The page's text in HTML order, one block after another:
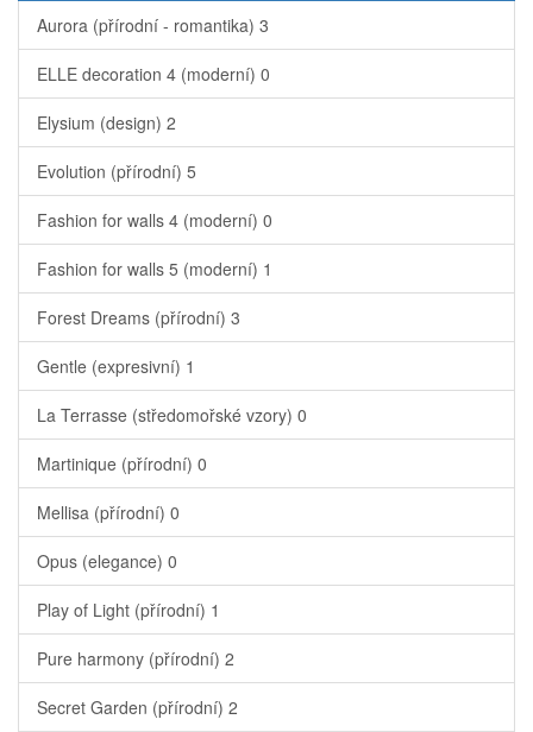
Aurora (přírodní - romantika) 3
ELLE decoration 4 (moderní) 0
Elysium (design) 2
Evolution (přírodní) 5
Fashion for walls 4 (moderní) 0
Fashion for walls 5 (moderní) 1
Forest Dreams (přírodní) 3
Gentle (expresivní) 1
La Terrasse (středomořské vzory) 0
Martinique (přírodní) 0
Mellisa (přírodní) 0
Opus (elegance) 0
Play of Light (přírodní) 1
Pure harmony (přírodní) 2
Secret Garden (přírodní) 2